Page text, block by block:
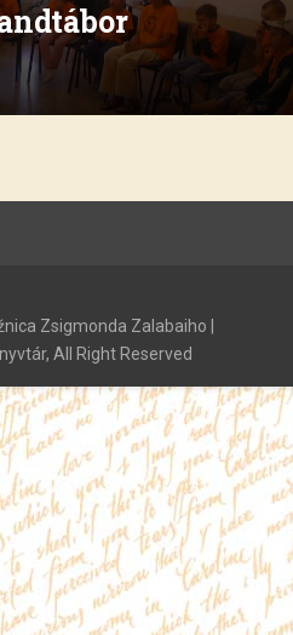
Zsigmonda Zalabaiho |
All Right Reserved